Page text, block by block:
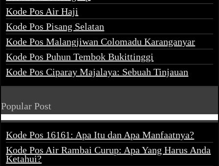
Kode Pos Air Haji
Kode Pos Pisang Selatan
Kode Pos Malangjiwan Colomadu Karanganyar
Kode Pos Puhun Tembok Bukittinggi
Kode Pos Ciparay Majalaya: Sebuah Tinjauan
Popular Post
Kode Pos 16161: Apa Itu dan Apa Manfaatnya?
Kode Pos Air Rambai Curup: Apa Yang Harus Anda
Ketahui?